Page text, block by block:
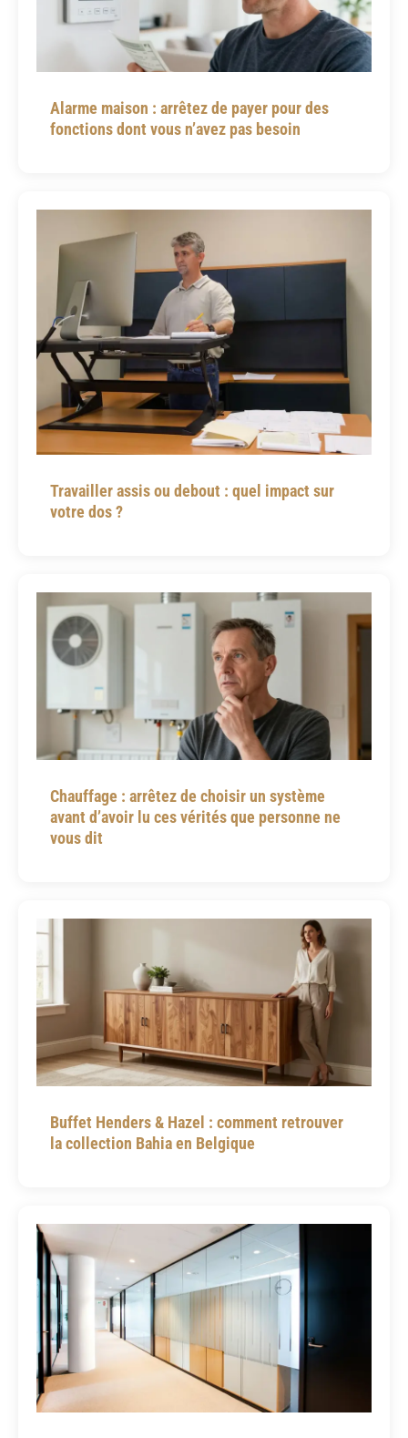
Alarme maison : arrêtez de payer pour des
fonctions dont vous n’avez pas besoin
Travailler assis ou debout : quel impact sur
votre dos ?
Chauffage : arrêtez de choisir un système
avant d’avoir lu ces vérités que personne ne
vous dit
Buffet Henders & Hazel : comment retrouver
la collection Bahia en Belgique